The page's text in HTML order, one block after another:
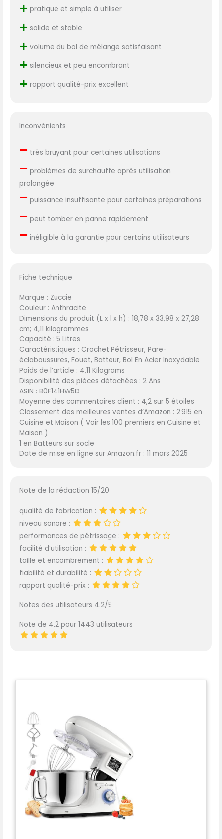
+ pratique et simple à utiliser
+ solide et stable
+ volume du bol de mélange satisfaisant
+ silencieux et peu encombrant
+ rapport qualité-prix excellent
Inconvénients
– très bruyant pour certaines utilisations
– problèmes de surchauffe après utilisation
prolongée
– puissance insuffisante pour certaines préparations
– peut tomber en panne rapidement
– inéligible à la garantie pour certains utilisateurs
Fiche technique
Marque : Zuccie
Couleur : Anthracite
Dimensions du produit (L x l x h) : 18,78 x 33,98 x 27,28
cm; 4,11 kilogrammes
Capacité : 5 Litres
Caractéristiques : Crochet Pétrisseur, Pare-
éclaboussures, Fouet, Batteur, Bol En Acier Inoxydable
Poids de l’article : 4,11 Kilograms
Disponibilité des pièces détachées : 2 Ans
ASIN : B0F141HW5D
Moyenne des commentaires client : 4,2 sur 5 étoiles
Classement des meilleures ventes d’Amazon : 2 915 en
Cuisine et Maison ( Voir les 100 premiers en Cuisine et
Maison )
1 en Batteurs sur socle
Date de mise en ligne sur Amazon.fr : 11 mars 2025
Note de la rédaction 15/20
qualité de fabrication :
niveau sonore :
performances de pétrissage :
facilité d’utilisation :
taille et encombrement :
fiabilité et durabilité :
rapport qualité-prix :
Notes des utilisateurs 4.2/5
Note de 4.2 pour 1443 utilisateurs